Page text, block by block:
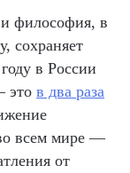
философия, в
сохраняет
в России
это в два раза
всем мире —
от